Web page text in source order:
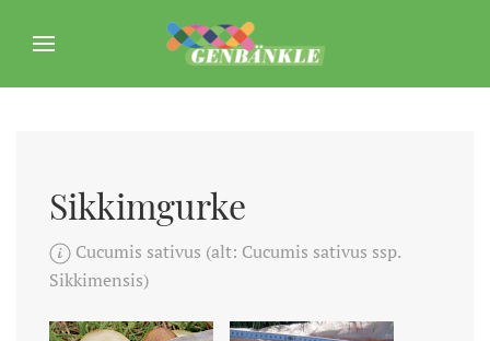
Sikkimgurke
Cucumis sativus (alt: Cucumis sativus ssp.
Sikkimensis)